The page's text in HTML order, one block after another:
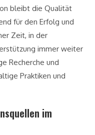
bleibt die Qualität
für den Erfolg und
Zeit, in der
immer weiter
Recherche und
Praktiken und
im